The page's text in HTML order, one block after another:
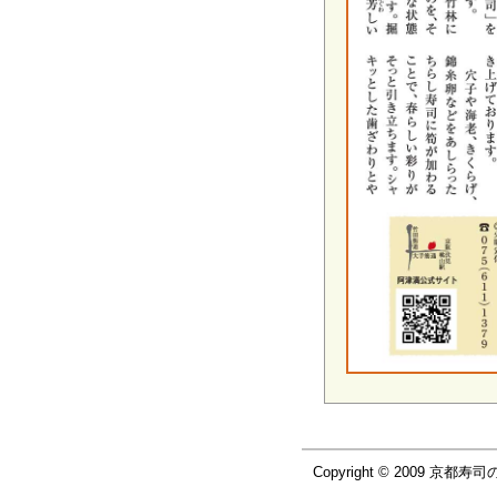
Copyright © 2009 京都寿司